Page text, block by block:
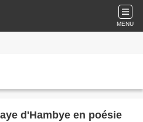
MENU
d'Hambye en poésie